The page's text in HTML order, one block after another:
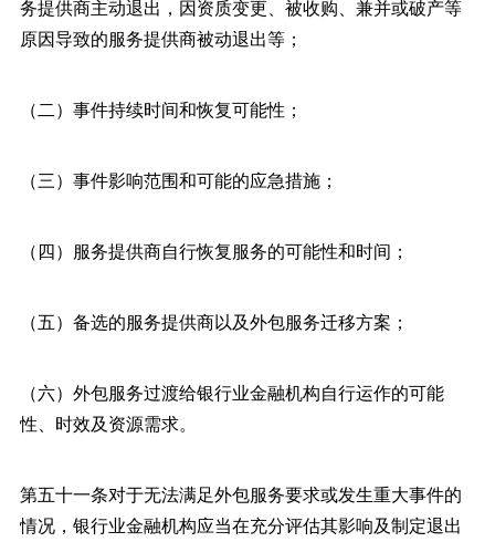
务提供商主动退出，因资质变更、被收购、兼并或破产等
原因导致的服务提供商被动退出等；
（二）事件持续时间和恢复可能性；
（三）事件影响范围和可能的应急措施；
（四）服务提供商自行恢复服务的可能性和时间；
（五）备选的服务提供商以及外包服务迁移方案；
（六）外包服务过渡给银行业金融机构自行运作的可能
性、时效及资源需求。
第五十一条对于无法满足外包服务要求或发生重大事件的
情况，银行业金融机构应当在充分评估其影响及制定退出